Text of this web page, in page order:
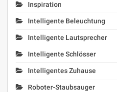
Inspiration
Intelligente Beleuchtung
Intelligente Lautsprecher
Intelligente Schlösser
Intelligentes Zuhause
Roboter-Staubsauger